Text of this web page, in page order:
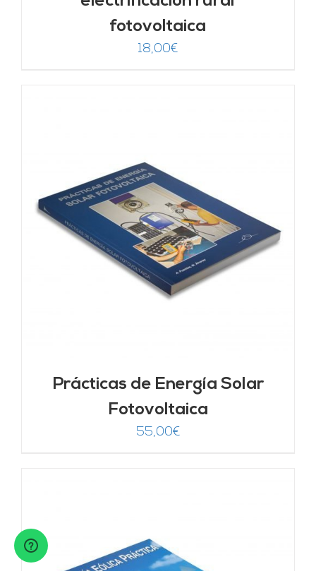
fotovoltaica
18,00€
Prácticas de Energía Solar
Fotovoltaica
55,00€